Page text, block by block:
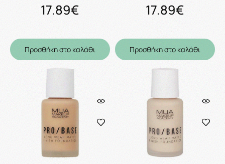
17.89€
Προσθήκη στο καλάθι
17.89€
Προσθήκη στο καλάθι